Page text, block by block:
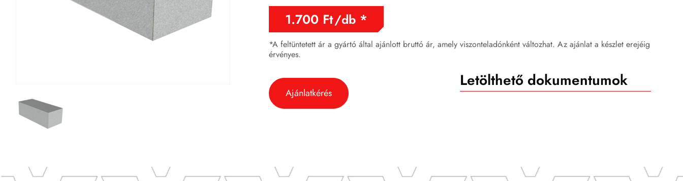
1.700 Ft/db
*A feltüntetett ár a gyártó által ajánlott bruttó ár, amely viszonteladónként változhat. Az ajánlat a készlet erejéig
érvényes.
Ajánlatkérés
Letölthető dokumentumok